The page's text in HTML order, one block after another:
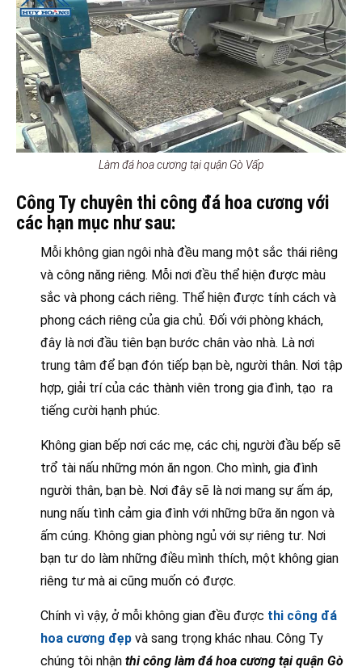
Làm đá hoa cương tại quận Gò Vấp
Công Ty chuyên thi công đá hoa cương với
các hạn mục như sau:
Mỗi không gian ngôi nhà đều mang một sắc thái riêng
và công năng riêng. Mỗi nơi đều thể hiện được màu
sắc và phong cách riêng. Thể hiện được tính cách và
phong cách riêng của gia chủ. Đối với phòng khách,
đây là nơi đầu tiên bạn bước chân vào nhà. Là nơi
trung tâm để bạn đón tiếp bạn bè, người thân. Nơi tập
hợp, giải trí của các thành viên trong gia đình, tạo ra
tiếng cười hạnh phúc.
Không gian bếp nơi các mẹ, các chị, người đầu bếp sẽ
trổ tài nấu những món ăn ngon. Cho mình, gia đình
người thân, bạn bè. Nơi đây sẽ là nơi mang sự ấm áp,
nung nấu tình cảm gia đình với những bữa ăn ngon và
ấm cúng. Không gian phòng ngủ với sự riêng tư. Nơi
bạn tư do làm những điều mình thích, một không gian
riêng tư mà ai cũng muốn có được.
Chính vì vậy, ở mỗi không gian đều được thi công đá
hoa cương đẹp và sang trọng khác nhau. Công Ty
chúng tôi nhận thi công làm đá hoa cương tại quận Gò